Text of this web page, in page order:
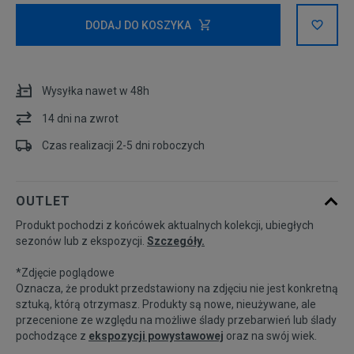
128-140 cm
140-155 cm
DODAJ DO KOSZYKA
Wysyłka nawet w 48h
14 dni na zwrot
Czas realizacji 2-5 dni roboczych
OUTLET
Produkt pochodzi z końcówek aktualnych kolekcji, ubiegłych
sezonów lub z ekspozycji. Szczegóły.
*Zdjęcie poglądowe
Oznacza, że produkt przedstawiony na zdjęciu nie jest konkretną
sztuką, którą otrzymasz. Produkty są nowe, nieużywane, ale
przecenione ze względu na możliwe ślady przebarwień lub ślady
pochodzące z ekspozycji powystawowej oraz na swój wiek.